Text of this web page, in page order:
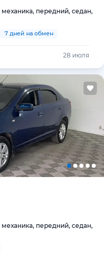
механика, передний, седан,
7 дней на обмен
28 июля
механика, передний, седан,